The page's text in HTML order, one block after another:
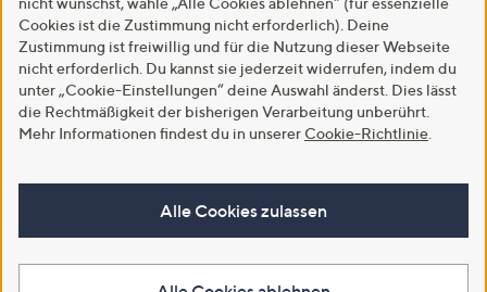
In den Warenkorb
5.0
von
5
6
Weitere Farben verfügbar
In den Warenkorb
Cookies ist die Zustimmung nicht erforderlich). Deine
Zustimmung ist freiwillig und für die Nutzung dieser Webseite
nicht erforderlich. Du kannst sie jederzeit widerrufen, indem du
unter „Cookie-Einstellungen“ deine Auswahl änderst. Dies lässt
die Rechtmäßigkeit der bisherigen Verarbeitung unberührt.
Mehr Informationen findest du in unserer Cookie-Richtlinie
Alle Cookies zulassen